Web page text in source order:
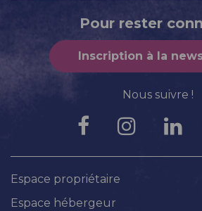
Pour rester
Inscription à la
Nous suivre !
Espace propriétaire
Espace hébergeur